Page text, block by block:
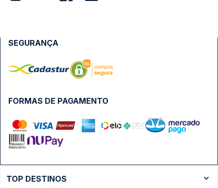
FORMAS DE PAGAMENTO
SEGURANÇA
TOP DESTINOS